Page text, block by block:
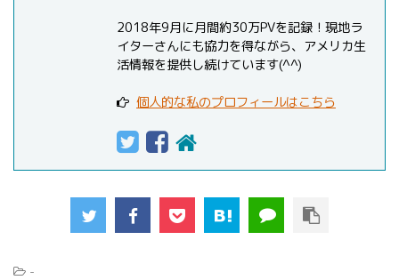
2018年9月に月間約30万PVを記録！現地ラ
イターさんにも協力を得ながら、アメリカ生
活情報を提供し続けています(^^)
個人的な私のプロフィールはこちら
-